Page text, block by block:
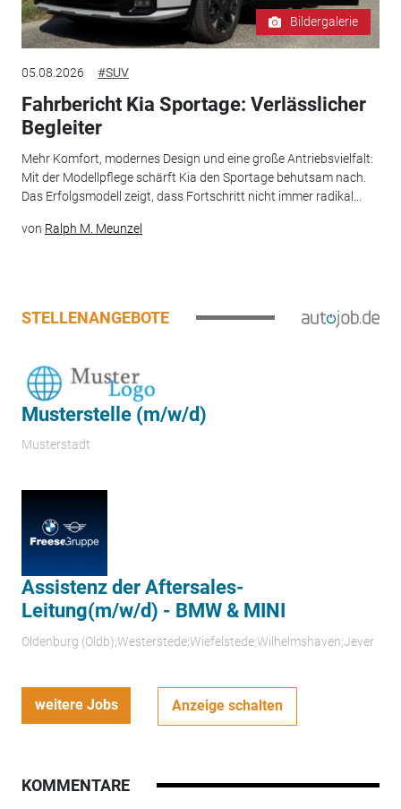
Bildergalerie
05.08.2026 #SUV
Fahrbericht Kia Sportage: Verlässlicher
Begleiter
Mehr Komfort, modernes Design und eine große Antriebsvielfalt:
Mit der Modellpflege schärft Kia den Sportage behutsam nach.
Das Erfolgsmodell zeigt, dass Fortschritt nicht immer radikal...
von Ralph M. Meunzel
STELLENANGEBOTE
Musterstelle (m/w/d)
Musterstadt
Assistenz der Aftersales-
Leitung(m/w/d) - BMW & MINI
Oldenburg (Oldb);Westerstede;Wiefelstede;Wilhelmshaven;Jever
weitere Jobs Anzeige schalten
KOMMENTARE